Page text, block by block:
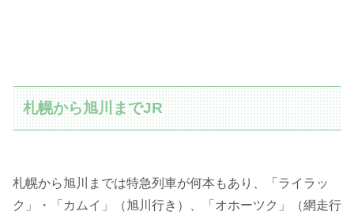
札幌から旭川までJR
札幌から旭川までは特急列車が何本もあり、「ライラッ
ク」・「カムイ」（旭川行き）、「オホーツク」（網走行